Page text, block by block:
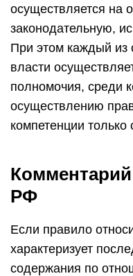
осуществляется на
законодательную,
При этом каждый из
власти
полномочия, среди
осуществлению
компетенции только
РФ
Если правило
характеризует
содержания по